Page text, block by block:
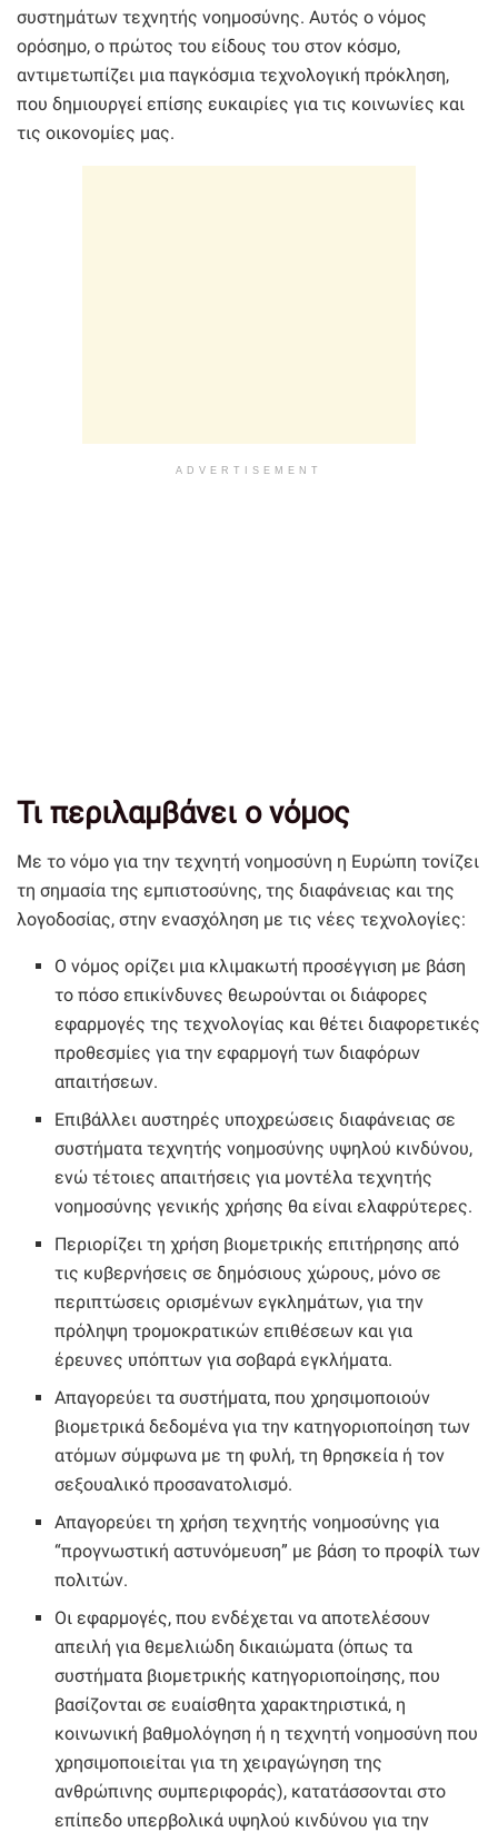
συστημάτων τεχνητής νοημοσύνης. Αυτός ο νόμος
ορόσημο, ο πρώτος του είδους του στον κόσμο,
αντιμετωπίζει μια παγκόσμια τεχνολογική πρόκληση,
που δημιουργεί επίσης ευκαιρίες για τις κοινωνίες και
τις οικονομίες μας.
ADVERTISEMENT
Τι περιλαμβάνει ο νόμος
Με το νόμο για την τεχνητή νοημοσύνη η Ευρώπη τονίζει
τη σημασία της εμπιστοσύνης, της διαφάνειας και της
λογοδοσίας, στην ενασχόληση με τις νέες τεχνολογίες:
Ο νόμος ορίζει μια κλιμακωτή προσέγγιση με βάση
το πόσο επικίνδυνες θεωρούνται οι διάφορες
εφαρμογές της τεχνολογίας και θέτει διαφορετικές
προθεσμίες για την εφαρμογή των διαφόρων
απαιτήσεων.
Επιβάλλει αυστηρές υποχρεώσεις διαφάνειας σε
συστήματα τεχνητής νοημοσύνης υψηλού κινδύνου,
ενώ τέτοιες απαιτήσεις για μοντέλα τεχνητής
νοημοσύνης γενικής χρήσης θα είναι ελαφρύτερες.
Περιορίζει τη χρήση βιομετρικής επιτήρησης από
τις κυβερνήσεις σε δημόσιους χώρους, μόνο σε
περιπτώσεις ορισμένων εγκλημάτων, για την
πρόληψη τρομοκρατικών επιθέσεων και για
έρευνες υπόπτων για σοβαρά εγκλήματα.
Απαγορεύει τα συστήματα, που χρησιμοποιούν
βιομετρικά δεδομένα για την κατηγοριοποίηση των
ατόμων σύμφωνα με τη φυλή, τη θρησκεία ή τον
σεξουαλικό προσανατολισμό.
Απαγορεύει τη χρήση τεχνητής νοημοσύνης για
“προγνωστική αστυνόμευση” με βάση το προφίλ των
πολιτών.
Οι εφαρμογές, που ενδέχεται να αποτελέσουν
απειλή για θεμελιώδη δικαιώματα (όπως τα
συστήματα βιομετρικής κατηγοριοποίησης, που
βασίζονται σε ευαίσθητα χαρακτηριστικά, η
κοινωνική βαθμολόγηση ή η τεχνητή νοημοσύνη που
χρησιμοποιείται για τη χειραγώγηση της
ανθρώπινης συμπεριφοράς), κατατάσσονται στο
επίπεδο υπερβολικά υψηλού κινδύνου για την